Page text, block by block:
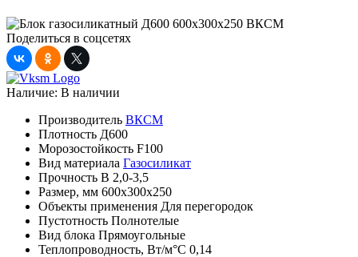
Поделиться в соцсетях
Наличие: В наличии
Производитель ВКСМ
Плотность Д600
Морозостойкость F100
Вид материала Газосиликат
Прочность B 2,0-3,5
Размер, мм 600х300х250
Объекты применения Для перегородок
Пустотность Полнотелые
Вид блока Прямоугольные
Теплопроводность, Вт/м°С 0,14